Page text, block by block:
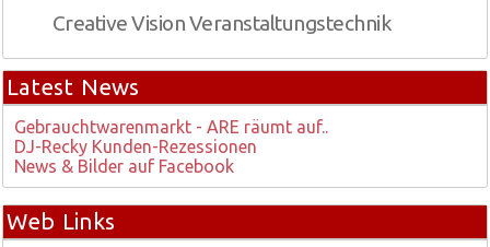
Creative Vision Veranstaltungstechnik
Latest News
Gebrauchtwarenmarkt - ARE räumt auf..
DJ-Recky Kunden-Rezessionen
News & Bilder auf Facebook
Web Links